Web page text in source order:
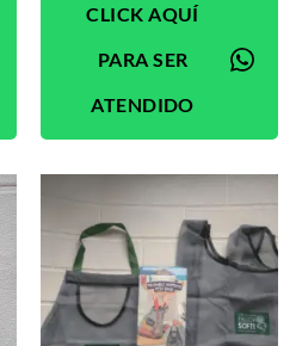
CLICK AQUÍ
PARA SER
ATENDIDO